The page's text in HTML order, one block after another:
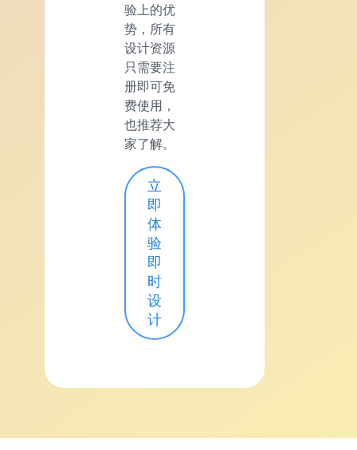
验上的优
势，所有
设计资源
只需要注
册即可免
费使用，
也推荐大
家了解。
立
即
体
验
即
时
设
计